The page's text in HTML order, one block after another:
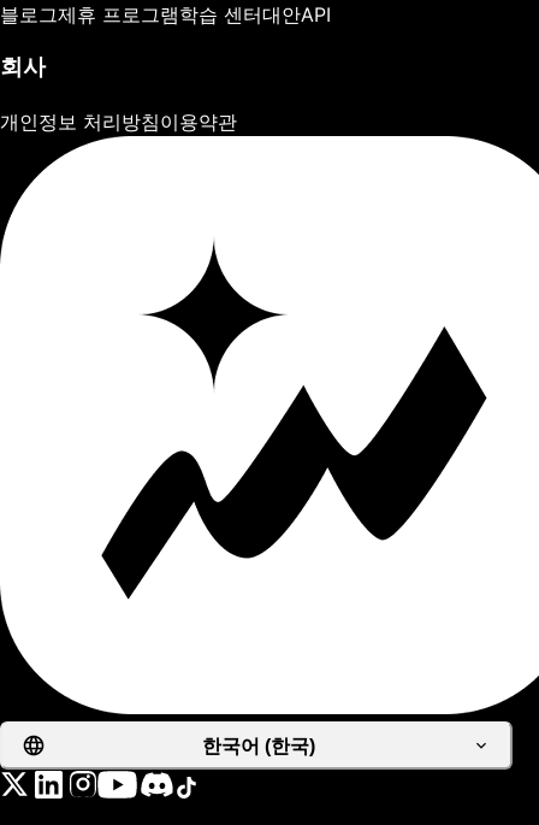
블로그제휴 프로그램학습 센터대안API
회사
개인정보 처리방침이용약관
한국어 (한국)